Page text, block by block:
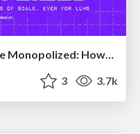
3 3.7k